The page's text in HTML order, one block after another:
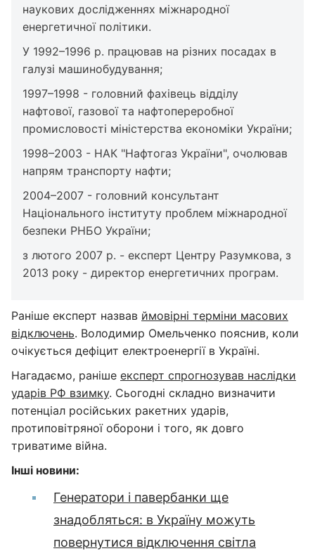
наукових дослідженнях міжнародної
енергетичної політики.
У 1992–1996 р. працював на різних посадах в
галузі машинобудування;
1997–1998 - головний фахівець відділу
нафтової, газової та нафтопереробної
промисловості міністерства економіки України;
1998–2003 - НАК "Нафтогаз України", очолював
напрям транспорту нафти;
2004–2007 - головний консультант
Національного інституту проблем міжнародної
безпеки РНБО України;
з лютого 2007 р. - експерт Центру Разумкова, з
2013 року - директор енергетичних програм.
Раніше експерт назвав ймовірні терміни масових
відключень. Володимир Омельченко пояснив, коли
очікується дефіцит електроенергії в Україні.
Нагадаємо, раніше експерт спрогнозував наслідки
ударів РФ взимку. Сьогодні складно визначити
потенціал російських ракетних ударів,
протиповітряної оборони і того, як довго
триватиме війна.
Інші новини:
Генератори і павербанки ще
знадобляться: в Україну можуть
повернутися відключення світла